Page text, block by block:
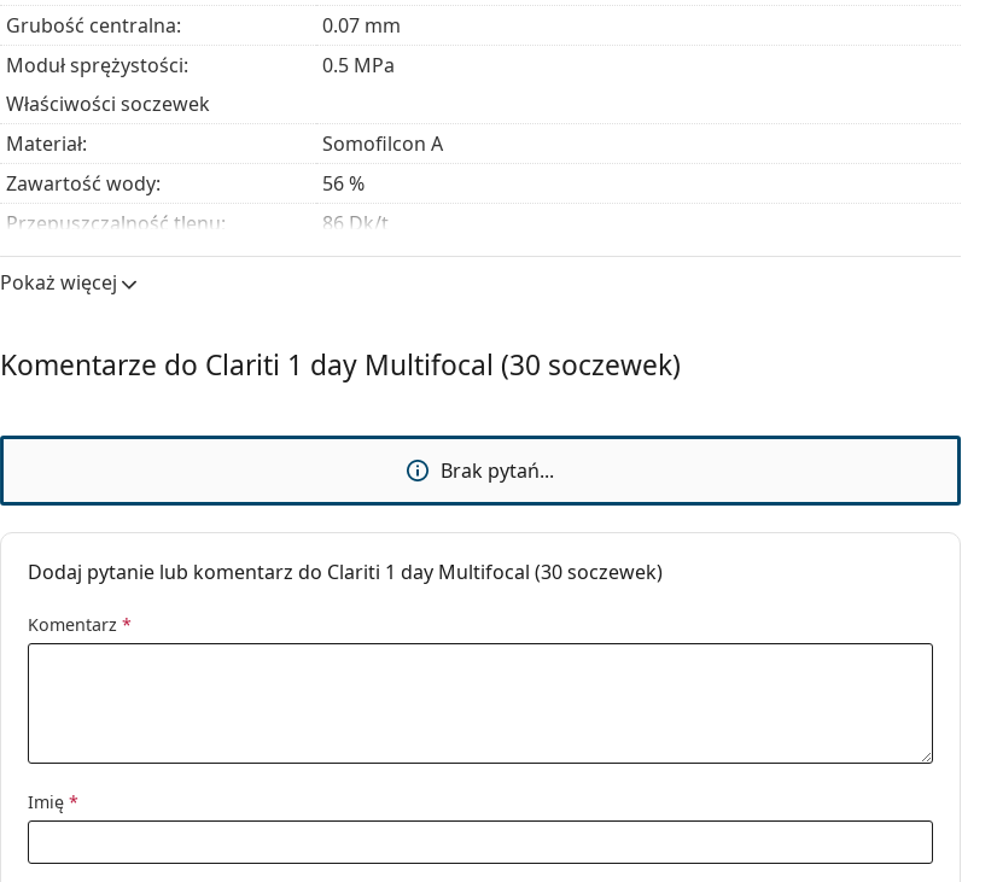
Grubość centralna:
0.07 mm
Moduł sprężystości:
0.5 MPa
Właściwości soczewek
Materiał:
Somofilcon A
Zawartość wody:
56 %
Przepuszczalność tlenu:
86 Dk/t
Filtr UV:
Tak
Silikonowo-hydrożelowe:
Ważność:
Co najmniej 48 miesięcy
manipulację:
soczewkach:
Opakowanie
Producent:
Inne
Kategoria:
Silikonowo-hydrożelowe
Soczewki multifokalne
Pokaż więcej
Komentarze do Clariti 1 day Multifocal (30 soczewek)
Brak pytań...
Dodaj pytanie lub komentarz do Clariti 1 day Multifocal (30 soczewek)
Komentarz *
Imię *